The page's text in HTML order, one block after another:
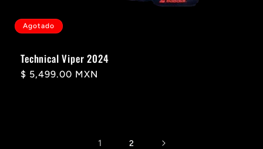
Agotado
Technical Viper 2024
Precio
$ 5,499.00 MXN
1 2